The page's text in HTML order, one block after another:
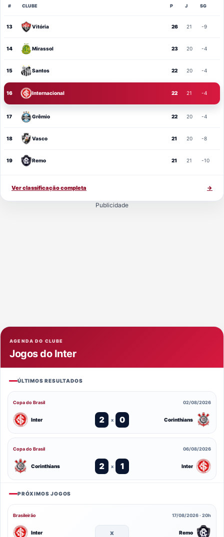
# CLUBE P J SG
13 Vitória 26 21 -9
14 Mirassol 23 20 -4
15 Santos 22 20 -4
16 Internacional 22 21 -4
17 Grêmio 22 20 -4
18 Vasco 21 20 -8
19 Remo 21 21 -10
Ver classificação completa →
Publicidade
AGENDA DO CLUBE
Jogos do Inter
ÚLTIMOS RESULTADOS
Copa do Brasil 02/08/2026
Inter 2 x 0 Corinthians
Copa do Brasil 06/08/2026
Corinthians 2 x 1 Inter
PRÓXIMOS JOGOS
Brasileirão 17/08/2026 · 20h
Inter x Remo